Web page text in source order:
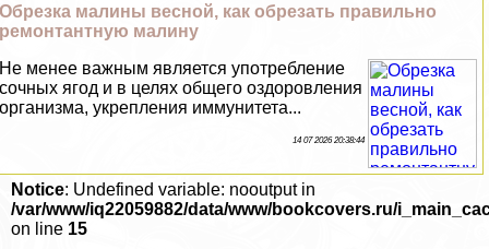
Обрезка малины весной, как обрезать правильно
ремонтантную малину
Не менее важным является употрeбление
сочных ягод и в целях общего оздоровления
организма, укрепления иммунитета...
14 07 2026 20:38:44
Notice: Undefined variable: nooutput in
/var/www/iq22059882/data/www/bookcovers.ru/
on line 15